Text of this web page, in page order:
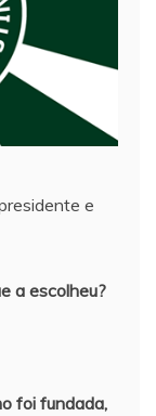
e
a escolheu?
foi fundada,